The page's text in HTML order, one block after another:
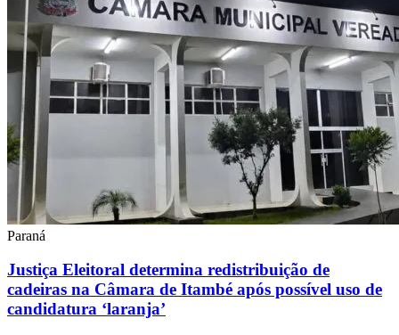
Paraná
Justiça Eleitoral determina redistribuição de
cadeiras na Câmara de Itambé após possível uso de
candidatura ‘laranja’